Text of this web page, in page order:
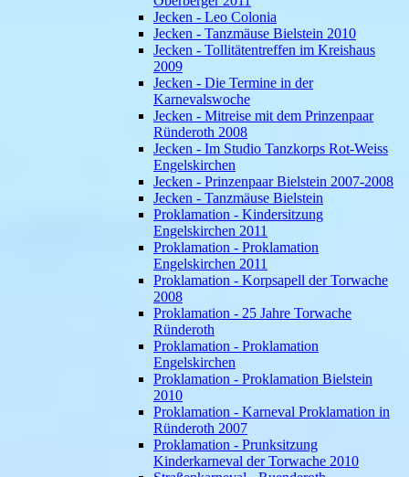
Jecken - Leo Colonia
Jecken - Tanzmäuse Bielstein 2010
Jecken - Tollitätentreffen im Kreishaus
2009
Jecken - Die Termine in der
Karnevalswoche
Jecken - Mitreise mit dem Prinzenpaar
Ründeroth 2008
Jecken - Im Studio Tanzkorps Rot-Weiss
Engelskirchen
Jecken - Prinzenpaar Bielstein 2007-2008
Jecken - Tanzmäuse Bielstein
Proklamation - Kindersitzung
Engelskirchen 2011
Proklamation - Proklamation
Engelskirchen 2011
Proklamation - Korpsapell der Torwache
2008
Proklamation - 25 Jahre Torwache
Ründeroth
Proklamation - Proklamation
Engelskirchen
Proklamation - Proklamation Bielstein
2010
Proklamation - Karneval Proklamation in
Ründeroth 2007
Proklamation - Prunksitzung
Kinderkarneval der Torwache 2010